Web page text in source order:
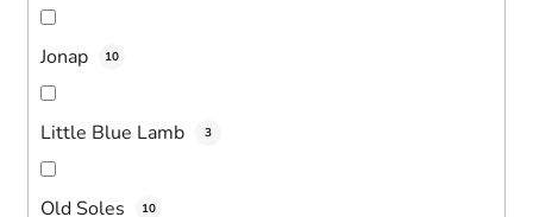
Jonap 10
Little Blue Lamb 3
Old Soles 10